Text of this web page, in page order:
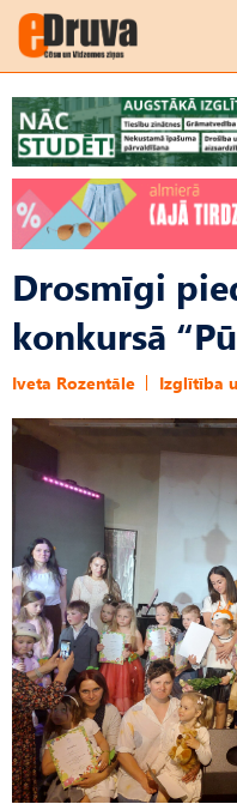
Drosmīgi
konkursā
Iveta Rozentāle Izglītība